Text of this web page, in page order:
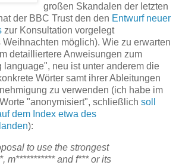
großen Skandalen der letzten
der BBC Trust den den Entwurf neuer
zur Konsultation vorgelegt
möglich). Wie zu erwarten
detailliertere Anweisungen zum
language", neu ist unter anderem die
Wörter samt ihrer Ableitungen
zu verwenden (ich habe im
"anonymisiert", schließlich soll
dem Index etwa des
):
to use the strongest
m*********** and f*** or its